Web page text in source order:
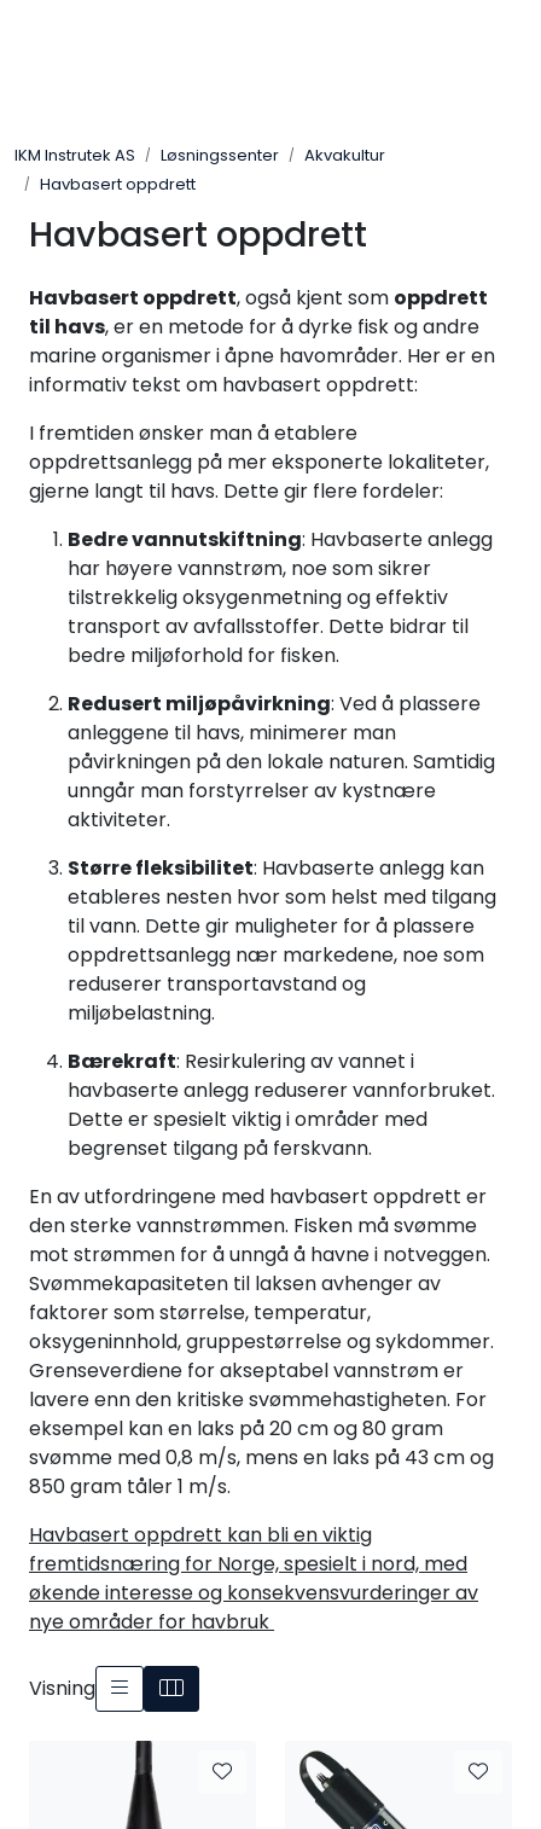
IKM Instrutek AS Løsningssenter
Akvakultur
Havbasert oppdrett
Havbasert oppdrett
Havbasert oppdrett, også kjent som oppdrett
til havs, er en metode for å dyrke fisk og andre
marine organismer i åpne havområder. Her er en
informativ tekst om havbasert oppdrett:
I fremtiden ønsker man å etablere
oppdrettsanlegg på mer eksponerte lokaliteter,
gjerne langt til havs. Dette gir flere fordeler:
Bedre vannutskiftning: Havbaserte anlegg
har høyere vannstrøm, noe som sikrer
tilstrekkelig oksygenmetning og effektiv
transport av avfallsstoffer. Dette bidrar til
bedre miljøforhold for fisken.
Redusert miljøpåvirkning: Ved å plassere
anleggene til havs, minimerer man
påvirkningen på den lokale naturen. Samtidig
unngår man forstyrrelser av kystnære
aktiviteter.
Større fleksibilitet: Havbaserte anlegg kan
etableres nesten hvor som helst med tilgang
til vann. Dette gir muligheter for å plassere
oppdrettsanlegg nær markedene, noe som
reduserer transportavstand og
miljøbelastning.
Bærekraft: Resirkulering av vannet i
havbaserte anlegg reduserer vannforbruket.
Dette er spesielt viktig i områder med
begrenset tilgang på ferskvann.
En av utfordringene med havbasert oppdrett er
den sterke vannstrømmen. Fisken må svømme
mot strømmen for å unngå å havne i notveggen.
Svømmekapasiteten til laksen avhenger av
faktorer som størrelse, temperatur,
oksygeninnhold, gruppestørrelse og sykdommer.
Grenseverdiene for akseptabel vannstrøm er
lavere enn den kritiske svømmehastigheten. For
eksempel kan en laks på 20 cm og 80 gram
svømme med 0,8 m/s, mens en laks på 43 cm og
850 gram tåler 1 m/s.
Havbasert oppdrett kan bli en viktig
fremtidsnæring for Norge, spesielt i nord, med
økende interesse og konsekvensvurderinger av
nye områder for havbruk
Visning
Elektro
Elektronikk
Prosess
Frekvensomformere
Miljø og sikkerhet
Kalibratorer
Termografi
Undervisning
Navigasjon & Kommunikasjon
Maskinvern & Instrumentering
Tilbehør
Kampanjer
Outlet